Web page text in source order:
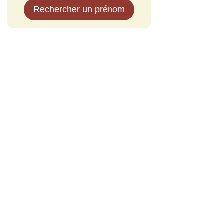
Rechercher un prénom